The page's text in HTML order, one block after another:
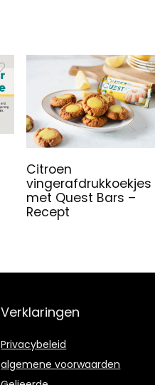
Citroen
vingerafdrukkoekjes
met Quest Bars –
Recept
Verklaringen
Privacybeleid
algemene voorwaarden